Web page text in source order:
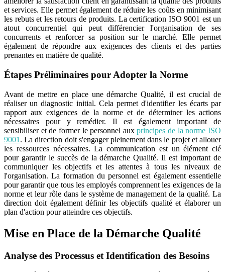
et services. Elle permet également de réduire les coûts en minimisant
les rebuts et les retours de produits. La certification ISO 9001 est un
atout concurrentiel qui peut différencier l'organisation de ses
concurrents et renforcer sa position sur le marché. Elle permet
également de répondre aux exigences des clients et des parties
prenantes en matière de qualité.
Étapes Préliminaires pour Adopter la Norme
Avant de mettre en place une démarche Qualité, il est crucial de
réaliser un diagnostic initial. Cela permet d'identifier les écarts par
rapport aux exigences de la norme et de déterminer les actions
nécessaires pour y remédier. Il est également important de
sensibiliser et de former le personnel auxprincipes de la norme ISO
9001 . La direction doit s'engager pleinement dans le projet et allouer
les ressources nécessaires. La communication est un élément clé
pour garantir le succès de la démarche Qualité. Il est important de
communiquer les objectifs et les attentes à tous les niveaux de
l'organisation. La formation du personnel est également essentielle
pour garantir que tous les employés comprennent les exigences de la
norme et leur rôle dans le système de management de la qualité. La
direction doit également définir les objectifs qualité et élaborer un
plan d'action pour atteindre ces objectifs.
Mise en Place de la Démarche Qualité
Analyse des Processus et Identification des Besoins